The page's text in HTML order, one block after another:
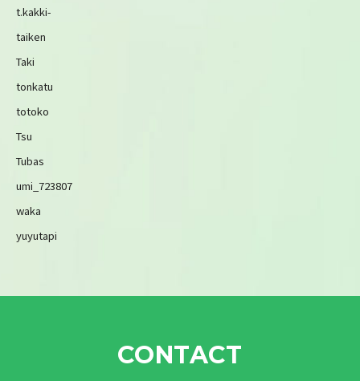
t.kakki-
taiken
Taki
tonkatu
totoko
Tsu
Tubas
umi_723807
waka
yuyutapi
CONTACT